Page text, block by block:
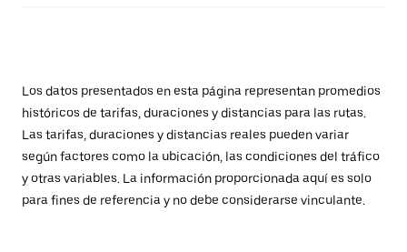
Los datos presentados en esta página representan promedios
históricos de tarifas, duraciones y distancias para las rutas.
Las tarifas, duraciones y distancias reales pueden variar
según factores como la ubicación, las condiciones del tráfico
y otras variables. La información proporcionada aquí es solo
para fines de referencia y no debe considerarse vinculante.